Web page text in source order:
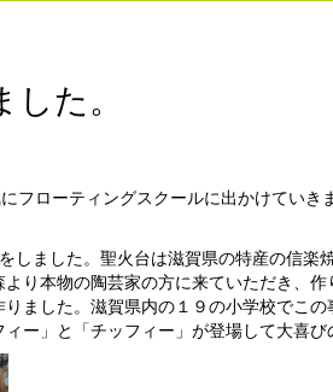
た。
ローティングスクールに出かけていき
ました。聖火台は滋賀県の特産の信楽焼
り本物の陶芸家の方に来ていただき、作
ました。滋賀県内の１９の小学校でこの
ー」と「チッフィー」が登場して大喜び